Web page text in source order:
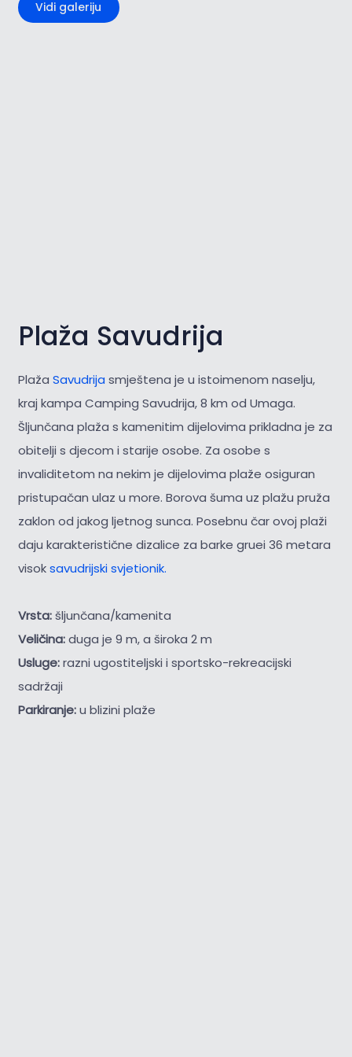
Vidi galeriju
Plaža Savudrija
Plaža Savudrija smještena je u istoimenom naselju,
kraj kampa Camping Savudrija, 8 km od Umaga.
Šljunčana plaža s kamenitim dijelovima prikladna je za
obitelji s djecom i starije osobe. Za osobe s
invaliditetom na nekim je dijelovima plaže osiguran
pristupačan ulaz u more. Borova šuma uz plažu pruža
zaklon od jakog ljetnog sunca. Posebnu čar ovoj plaži
daju karakteristične dizalice za barke gruei 36 metara
visoksavudrijski svjetionik.
Vrsta:šljunčana/kamenita
Veličina:duga je 9 m, a široka 2 m
Usluge:razni ugostiteljski i sportsko-rekreacijski
sadržaji
Parkiranje:u blizini plaže